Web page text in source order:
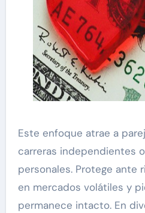
Este enfoque atrae a
carreras independientes
personales. Protege ante
en mercados volátiles y
permanece intacto. En